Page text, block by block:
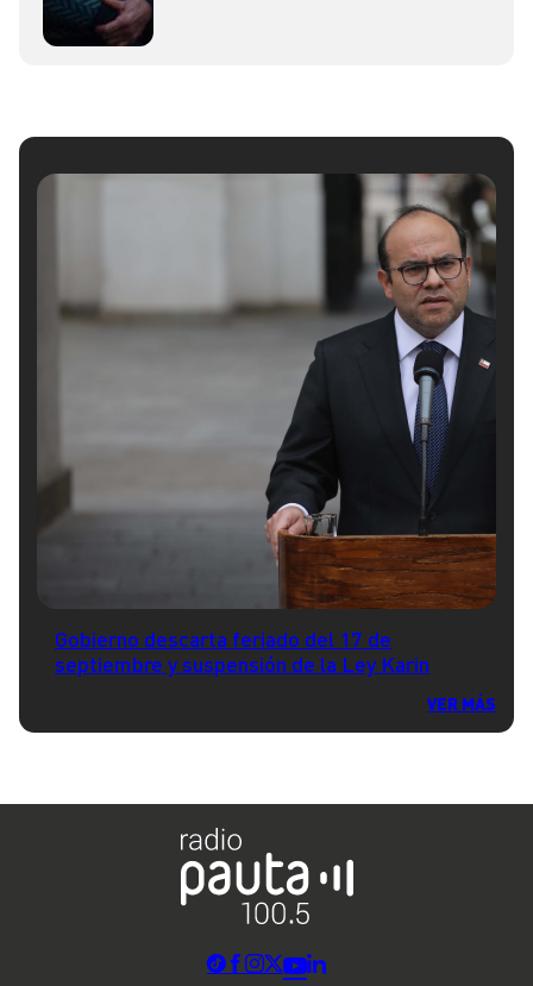
Gobierno descarta feriado del 17 de
septiembre y suspensión de la Ley Karin
VER MÁS